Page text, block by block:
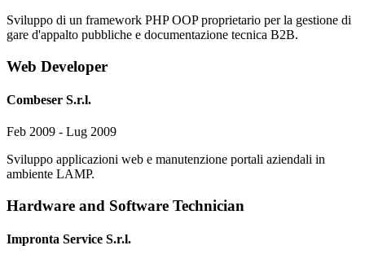
Sviluppo di un framework PHP OOP proprietario per la gestione di
gare d'appalto pubbliche e documentazione tecnica B2B.
Web Developer
Combeser S.r.l.
Feb 2009 - Lug 2009
Sviluppo applicazioni web e manutenzione portali aziendali in
ambiente LAMP.
Hardware and Software Technician
Impronta Service S.r.l.